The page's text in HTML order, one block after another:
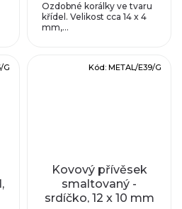
Ozdobné korálky ve tvaru
křídel. Velikost cca 14 x 4
mm,...
G
Kovový přívěsek
smaltovaný -
srdíčko, 12 x 10 mm
Kód: METAL/E39/G